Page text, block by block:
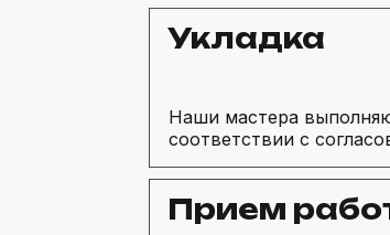
Укладка
Наши мастера
соответствии с
Прием